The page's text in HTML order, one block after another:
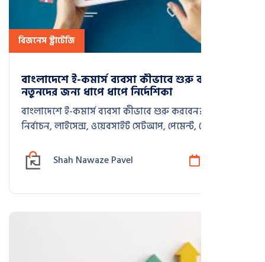
বিজনেস স্ট্রাটেজি
বাংলাদেশে ই-কমার্স ব্যবসা কীভাবে শুরু করবেন —
নতুনদের জন্য ধাপে ধাপে নির্দেশিকা
বাংলাদেশে ই-কমার্স ব্যবসা কীভাবে শুরু করবেন? নিস
নির্বাচন, লাইসেন্স, ওয়েবসাইট সেটআপ, পেমেন্ট, ডেলিভারি ও
Shah Nawaze Pavel